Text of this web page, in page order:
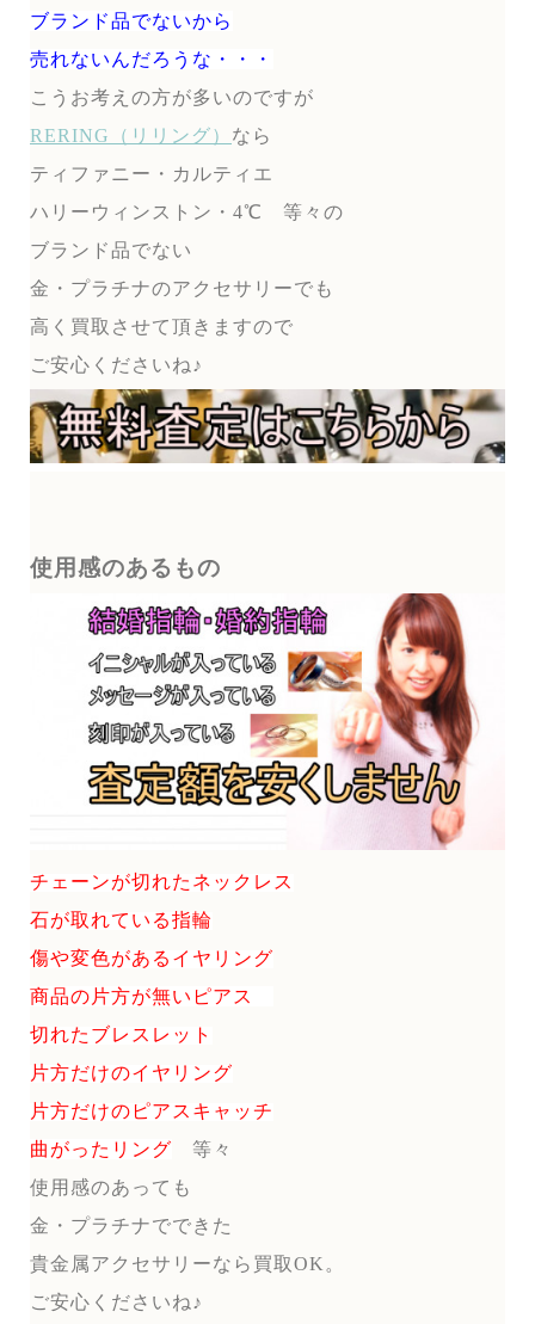
ブランド品でないから
売れないんだろうな・・・
こうお考えの方が多いのですが
RERING（リリング） なら
ティファニー・カルティエ
ハリーウィンストン・4℃ 等々の
ブランド品でない
金・プラチナのアクセサリーでも
高く買取させて頂きますので
ご安心くださいね♪
使用感のあるもの
チェーンが切れたネックレス
石が取れている指輪
傷や変色があるイヤリング
商品の片方が無いピアス
切れたブレスレット
片方だけのイヤリング
片方だけのピアスキャッチ
曲がったリング
等々
使用感のあっても
金・プラチナでできた
貴金属アクセサリーなら買取OK。
ご安心くださいね♪